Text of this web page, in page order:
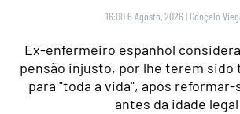
16:00 6 Agosto, 2026 | Gonçalo
Ex-enfermeiro espanhol
pensão injusto, por lhe terem sido
para "toda a vida", após
antes da idade legal